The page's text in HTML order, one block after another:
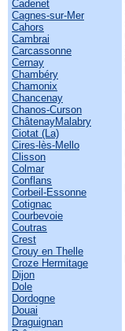
Cadenet
Cagnes-sur-Mer
Cahors
Cambrai
Carcassonne
Cernay
Chambéry
Chamonix
Chancenay
Chanos-Curson
ChâtenayMalabry
Ciotat (La)
Cires-lès-Mello
Clisson
Colmar
Conflans
Corbeil-Essonne
Cotignac
Courbevoie
Coutras
Crest
Crouy en Thelle
Croze Hermitage
Dijon
Dole
Dordogne
Douai
Draguignan